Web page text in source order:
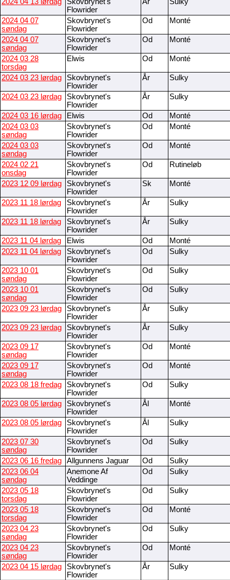
2024 04 13 lørdag
Skovbrynet's
Flowrider
År Sulky
2024 04 07
søndag
Skovbrynet's
Flowrider
Od Monté
2024 04 07
søndag
Skovbrynet's
Flowrider
Od Monté
2024 03 28
torsdag
Elwis Od Monté
2024 03 23 lørdag
Skovbrynet's
Flowrider
År Sulky
2024 03 23 lørdag
Skovbrynet's
Flowrider
År Sulky
2024 03 16 lørdag Elwis Od
Monté
2024 03 03
søndag
Skovbrynet's
Flowrider
Od Monté
2024 03 03
søndag
Skovbrynet's
Flowrider
Od Monté
2024 02 21
onsdag
Skovbrynet's
Flowrider
Od Rutineløb
2023 12 09 lørdag
Skovbrynet's
Flowrider
Sk Monté
2023 11 18 lørdag
Skovbrynet's
Flowrider
År Sulky
2023 11 18 lørdag
Skovbrynet's
Flowrider
År Sulky
2023 11 04 lørdag Elwis Od
Monté
2023 11 04 lørdag
Skovbrynet's
Flowrider
Od Sulky
2023 10 01
søndag
Skovbrynet's
Flowrider
Od Sulky
2023 10 01
søndag
Skovbrynet's
Flowrider
Od Sulky
2023 09 23 lørdag
Skovbrynet's
Flowrider
År Sulky
2023 09 23 lørdag
Skovbrynet's
Flowrider
År Sulky
2023 09 17
søndag
Skovbrynet's
Flowrider
Od Monté
2023 09 17
søndag
Skovbrynet's
Flowrider
Od Monté
2023 08 18 fredag
Skovbrynet's
Flowrider
Od Sulky
2023 08 05 lørdag
Skovbrynet's
Flowrider
Ål Monté
2023 08 05 lørdag
Skovbrynet's
Flowrider
Ål Sulky
2023 07 30
søndag
Skovbrynet's
Flowrider
Od Sulky
2023 06 16 fredag Allgunnens Jaguar Od
Sulky
2023 06 04
søndag
Anemone Af
Veddinge
Od Sulky
2023 05 18
torsdag
Skovbrynet's
Flowrider
Od Sulky
2023 05 18
torsdag
Skovbrynet's
Flowrider
Od Monté
2023 04 23
søndag
Skovbrynet's
Flowrider
Od Sulky
2023 04 23
søndag
Skovbrynet's
Flowrider
Od Monté
2023 04 15 lørdag
Skovbrynet's
Flowrider
År Sulky